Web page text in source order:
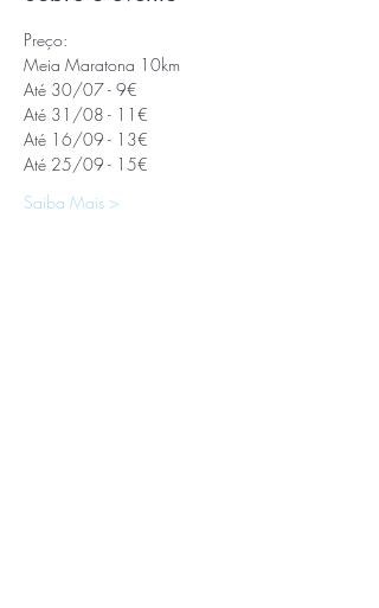
Preço:
Meia Maratona 10km
Até 30/07 - 9€
Até 31/08 - 11€
Até 16/09 - 13€
Até 25/09 - 15€
Saiba Mais >